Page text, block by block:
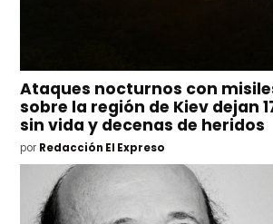
Ataques nocturnos con
sobre la región de Kiev dejan
sin vida y decenas de heridos
por Redacción El Expreso